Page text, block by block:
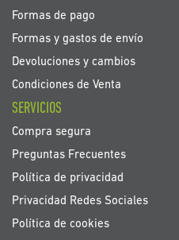
Formas de pago
Formas y gastos de envío
Devoluciones y cambios
Condiciones de Venta
SERVICIOS
Compra segura
Preguntas Frecuentes
Política de privacidad
Privacidad Redes Sociales
Política de cookies